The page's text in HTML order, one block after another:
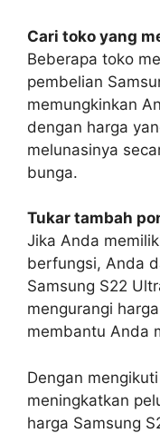
Cari toko yang
Beberapa toko
pembelian
memungkinkan
dengan harga
melunasinya
bunga.
Tukar tambah
Jika Anda
berfungsi, Anda
Samsung S22
mengurangi
membantu Anda
Dengan
meningkatkan
harga Samsung